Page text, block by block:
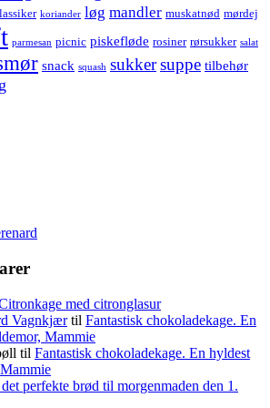
koriander løg mandler muskatnød mørdej
parmesan picnic piskefløde rosiner rørsukker salat
snack squash sukkersuppe tilbehør
med citronglasur
Vagnkjærtil Fantastisk chokoladekage. En
Mammie
til Fantastisk chokoladekage. En hyldest
perfekte brød til morgenmaden den 1.